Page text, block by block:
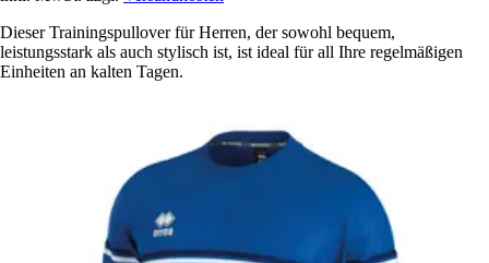
Dieser Trainingspullover für Herren, der sowohl bequem,
leistungsstark als auch stylisch ist, ist ideal für all Ihre regelmäßigen
Einheiten an kalten Tagen.